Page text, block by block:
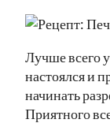
Лучше всего
настоялся и
начинать
Приятного